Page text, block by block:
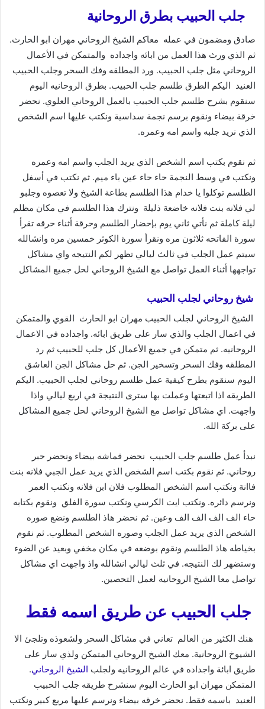
جلب الحبيب بطرق الروحانية
صادق ومضمون في عمله معاكم الشيخ الروحاني مهران ابو الحارث.
ثم الذي ورث هذا العمل من ابائه واجداده والمتمكن في الأعمال
الروحاني مثل جلب الحبيب. ورد المطلقه وفك السحر وجلب الحبيب
العنيد اليكم الطرق طلسم جلب الحبيب. بطرق الروحانيه اليوم
سنقوم بشرح طلسم جلب الحبيب بالعمل الروحاني العلوي. نحضر
خرقة بيضاء ونقوم برسم نجمة سداسية ونكتب عليها اسم الشخص
الذي نريد جلبه واسم امه وعمره.
ثم نقوم بكتب اسم الشخص الذي يريد الجلب واسم امه وعمره
ونكتب في وسط النجمة حاء حاء عين باء ميم. ثم نكتب في أسفل
الطلسم توكلوا يا خدام هذا الطلسم بطاعة الشيخ ولا تعصوه وجلبو
لي فلانه بنت فلانه خاضعة ذليلة ونترك هذا الطلسم في مكان مظلم
ليلة كاملة ثم نأتي ثاني يوم بإحضار الطلسم وحرقة أثناء حرقه تقرأ
سورة الفاتحه ثلاثون مره ونقرأ سورة الكوثر خمسين مره وانشالله
سيتم عمل الجلب في ثالث ليالي تظهر لكم النتيجه واي مشاكل
تواجهها أثناء العمل تواصل مع الشيخ الروحاني لحل جميع المشاكل
شيخ روحاني لجلب الحبيب
الشيخ الروحاني لجلب الحبيب مهران ابو الحارث القوي والمتمكن
في اعمال الجلب والذي سار على طريق ابائه. واجداده في الاعمال
الروحانيه. ثم متمكن في جميع الأعمال كل جلب للحبيب ثم رد
المطلقه وفك السحر وتسخير الجن. ثم حل مشاكل الجن العاشق
اليوم سنقوم بطرح كيفية عمل طلسم روحاني لجلب الحبيب. اليكم
الطريقه اذا اتبعتها وعملت بها سترى النتيجة في اربع ليالي واذا
واجهت. اي مشاكل تواصل مع الشيخ الروحاني لحل جميع المشاكل
على بركة الله.
نبدأ عمل طلسم جلب الحبيب نحضر قماشه بيضاء ونحضر حبر
روحاني. ثم نقوم بكتب اسم الشخص الذي يريد عمل الجبي فلانه بنت
فاانة ونكتب اسم الشخص المطلوب فلان ابن فلانه ونكتب العمر
ونرسم دائره. ونكتب ايت الكرسي ونكتب سورة الفلق ونقوم بكتابه
حاء الف الف الف الف وعين. ثم نحضر هاذ الطلسم ونضع صوره
الشخص الذي يريد عمل الجلب وصوره الشخص المطلوب. ثم نقوم
بخياطه هاذ الطلسم ونقوم بوضعه في مكان مخفي وبعيد عن الضوء
وستضهر لك النتيجه. في ثلث ليالي انشالله واذ واجهت اي مشاكل
تواصل معا الشيخ الروحانيه لعمل التحصين.
جلب الحبيب عن طريق اسمه فقط
هنك الكثير من العالم تعاني في مشاكل السحر ولشعوذه وتلجئ الا
الشيوخ الروحانية. معك الشيخ الروحاني المتمكن ولذي سار على
طريق ابائة واجداده في عالم الروحانيه ولجلب الشيخ الروحاني.
المتمكن مهران ابو الحارث اليوم سنشرح طريقه جلب الحبيب
العنيد باسمه فقط. نحضر خرقه بيضاء ونرسم عليها مربع كبير ونكتب